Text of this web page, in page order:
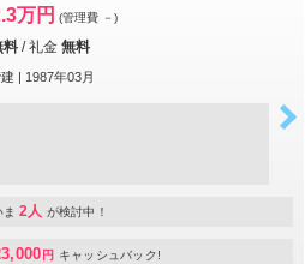
万円 (管理費 －)
料 /礼金 無料
| 1987年03月
2人 が検討中！
円 キャッシュバック!